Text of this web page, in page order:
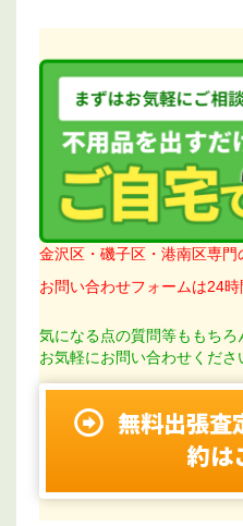
金沢区・磯子区・港南区専門
お問い合わせフォームは24
気になる点の質問等ももちろ
お気軽にお問い合わせくださ
無料出張査
約は